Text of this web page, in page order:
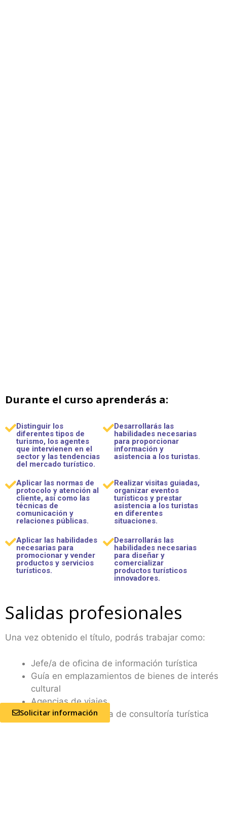
Durante el curso aprenderás a:
Distinguir los
diferentes tipos de
turismo, los agentes
que intervienen en el
sector y las tendencias
del mercado turístico.
Desarrollarás las
habilidades necesarias
para proporcionar
información y
asistencia a los turistas.
Aplicar las normas de
protocolo y atención al
cliente, así como las
técnicas de
comunicación y
relaciones públicas.
Realizar visitas guiadas,
organizar eventos
turísticos y prestar
asistencia a los turistas
en diferentes
situaciones.
Aplicar las habilidades
necesarias para
promocionar y vender
productos y servicios
turísticos.
Desarrollarás las
habilidades necesarias
para diseñar y
comercializar
productos turísticos
innovadores.
Salidas profesionales
Una vez obtenido el título, podrás trabajar como:
Jefe/a de oficina de información turística
Guía en emplazamientos de bienes de interés
cultural
Agencias de viajes
Técnico de empresa de consultoría turística
Solicitar información